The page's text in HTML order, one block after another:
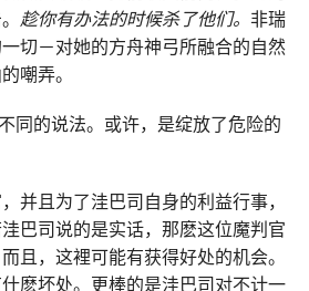
趁你有办法的时候杀了他们。非瑞
切－对她的方舟神弓所融合的自然
嘲弄。
同的说法。或许，是绽放了危险的
并且为了洼巴司自身的利益行事，
巴司说的是实话，那麽这位魔判官
且，这裡可能有获得好处的机会。
麽坏处。更棒的是洼巴司对不计一